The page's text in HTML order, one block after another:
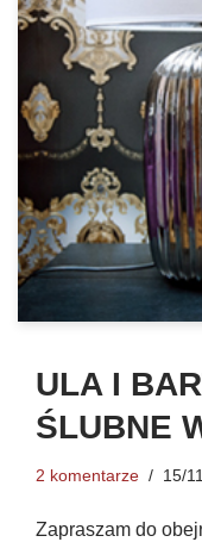
ULA I
ŚLUBNE
2 komentarze 15/
Zapraszam do